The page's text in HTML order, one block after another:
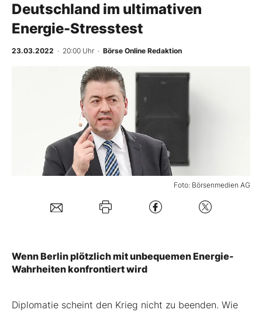
Finanz-Check
BO-Musterdepots
Mein B:O
Kontakt
Deutschland im ultimativen
Energie-Stresstest
23.03.2022 · 20:00 Uhr · Börse Online Redaktion
Foto: Börsenmedien AG
Wenn Berlin plötzlich mit unbequemen Energie-
Wahrheiten konfrontiert wird
Diplomatie scheint den Krieg nicht zu beenden. Wie